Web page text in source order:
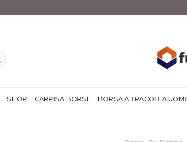
SHOP CARPISA BORSE BORSA A TRACOLLA